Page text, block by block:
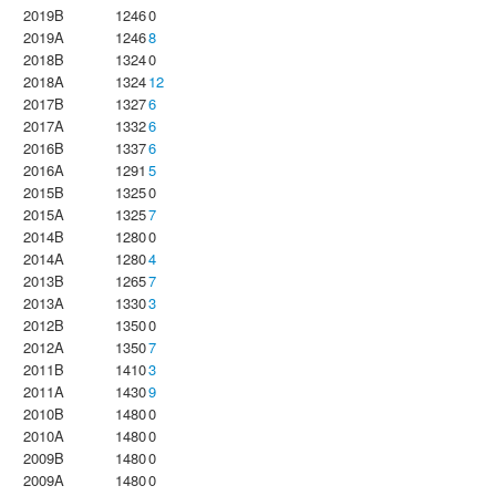
2019B
12460
2019A
12468
2018B
13240
2018A
132412
2017B
13276
2017A
13326
2016B
13376
2016A
1291 5
2015B
13250
2015A
13257
2014B
12800
2014A
12804
2013B
12657
2013A
13303
2012B
13500
2012A
13507
2011B
14103
2011A
14309
2010B
14800
2010A
14800
2009B
14800
2009A
14800